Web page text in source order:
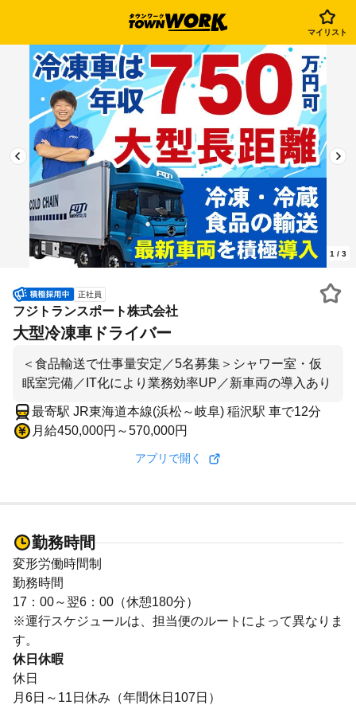
マイリスト
1 / 3
正社員
フジトランスポート株式会社
大型冷凍車ドライバー
＜食品輸送で仕事量安定／5名募集＞シャワー室・仮
眠室完備／IT化により業務効率UP／新車両の導入あり
最寄駅 JR東海道本線(浜松～岐阜) 稲沢駅 車で12分
月給450,000円～570,000円
アプリで開く
勤務時間
変形労働時間制
勤務時間
17：00～翌6：00（休憩180分）
※運行スケジュールは、担当便のルートによって異なりま
す。
休日休暇
休日
月6日～11日休み（年間休日107日）